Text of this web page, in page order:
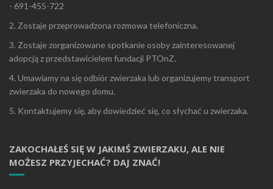
- 691-455-722
2. Zostaje przeprowadzona rozmowa telefoniczna.
3. Zostaje zorganizowane spotkanie osoby zainteresowanej
adopcją z przedstawicielem fundacji PTOnZ.
4. Umawiamy na się odbiór zwierzaka lub organizujemy transport
zwierzaka do nowego domu.
5. Kontaktujemy się, aby dowiedzieć się, co słychać u zwierzaka.
ZAKOCHAŁEŚ SIĘ W JAKIMŚ ZWIERZAKU, ALE NIE
MOŻESZ PRZYJECHAĆ? DAJ ZNAĆ!